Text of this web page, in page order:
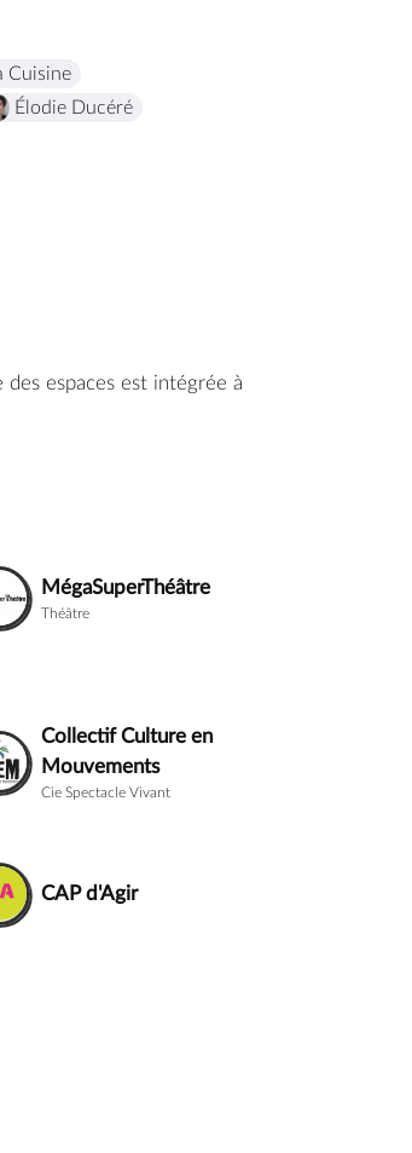
Cuisine
Élodie Ducéré
espaces est intégrée à
MégaSuperThéâtre
Théâtre
Collectif Culture en
Mouvements
Cie Spectacle Vivant
CAP d'Agir